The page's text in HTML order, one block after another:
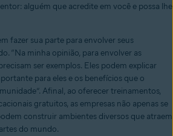
alguém que acredite em você e possa lhe
fazer sua parte para envolver seus
“Na minha opinião, para envolver as
ser exemplos. Eles podem explicar
para eles e os benefícios que o
Afinal, ao oferecer treinamentos,
gratuitos, as empresas não apenas se
construir ambientes diversos que atraem
do mundo.